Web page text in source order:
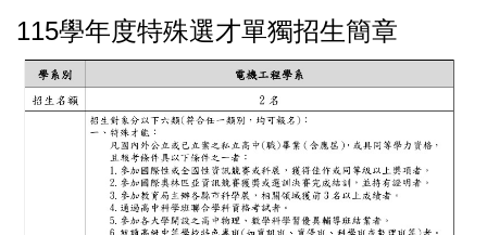
115學年度特殊選才單獨招生簡章